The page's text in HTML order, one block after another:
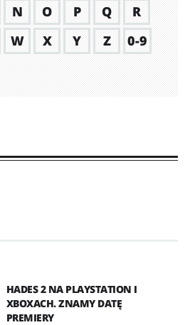
N O P Q
R
W X Y Z
0-9
HADES 2 NA PLAYSTATION I
XBOXACH. ZNAMY DATĘ
PREMIERY